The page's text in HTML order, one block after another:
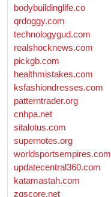
bodybuildinglife.co
qrdoggy.com
technologygud.com
realshocknews.com
pickgb.com
healthmistakes.com
ksfashiondresses.com
patterntrader.org
cnhpa.net
sitalotus.com
supernotes.org
worldsportsempires.com
updatecentral360.com
katamastah.com
zqscore.net